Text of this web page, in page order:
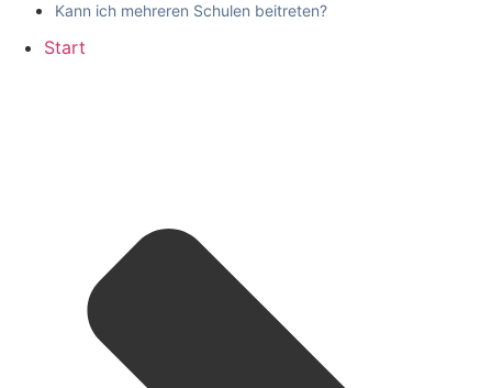
Kann ich mehreren Schulen beitreten?
Start